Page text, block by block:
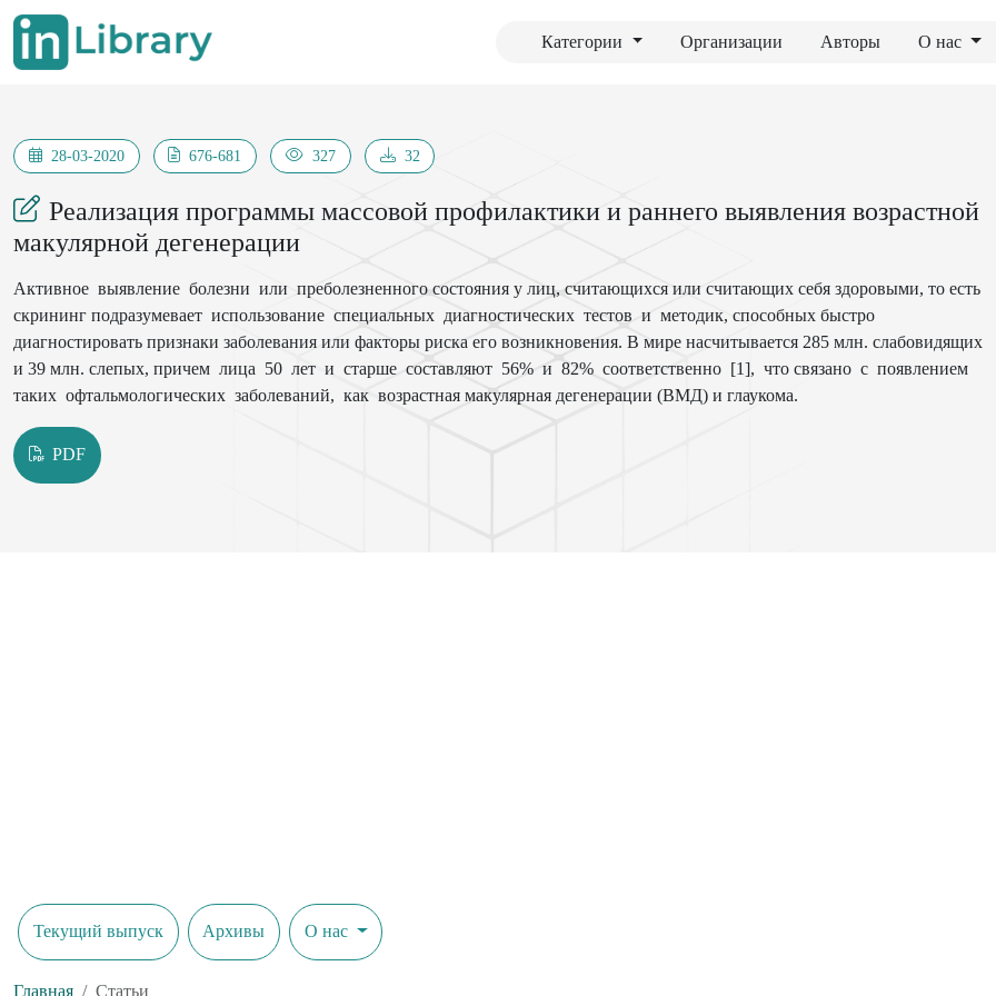
Категории Организации Авторы О нас
28-03-2020 676-681 327 32
Реализация программы массовой профилактики и раннего выявления возрастной
макулярной дегенерации
Активное выявление болезни или преболезненного состояния у лиц, считающихся или считающих себя здоровыми, то есть
скрининг подразумевает использование специальных диагностических тестов и методик, способных быстро
диагностировать признаки заболевания или факторы риска его возникновения. В мире насчитывается 285 млн. слабовидящих
и 39 млн. слепых, причем лица 50 лет и старше составляют 56% и 82% соответственно [1], что связано с появлением
таких офтальмологических заболеваний, как возрастная макулярная дегенерации (ВМД) и глаукома.
PDF
Текущий выпуск Архивы О нас
Главная Статьи